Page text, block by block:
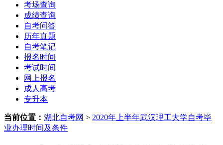
考场查询
成绩查询
自考问答
历年真题
自考笔记
报名时间
考试时间
网上报名
成人高考
专升本
当前位置： 湖北自考网 > 2020年上半年武汉理工大学自考毕
业办理时间及条件